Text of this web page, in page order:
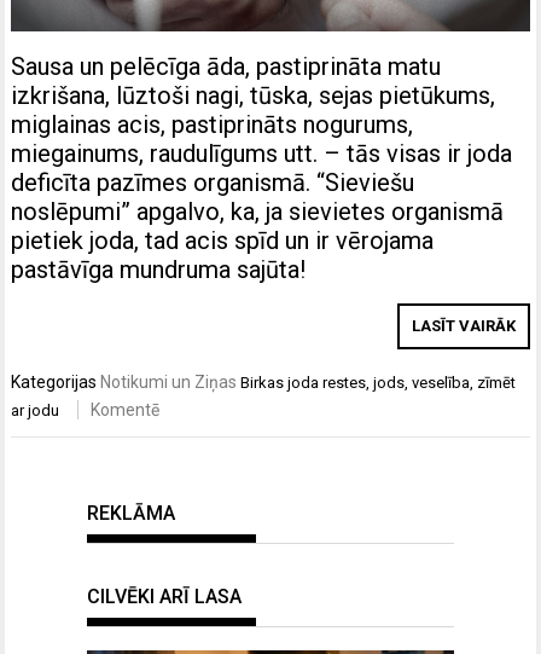
Sausa un pelēcīga āda, pastiprināta matu
izkrišana, lūztoši nagi, tūska, sejas pietūkums,
miglainas acis, pastiprināts nogurums,
miegainums, raudulīgums utt. – tās visas ir joda
deficīta pazīmes organismā. “Sieviešu
noslēpumi” apgalvo, ka, ja sievietes organismā
pietiek joda, tad acis spīd un ir vērojama
pastāvīga mundruma sajūta!
LASĪT VAIRĀK
Kategorijas Notikumi un Ziņas Birkasjoda restes ,jods ,veselība zīmēt
ar jodu
Komentē
REKLĀMA
CILVĒKI ARĪ LASA